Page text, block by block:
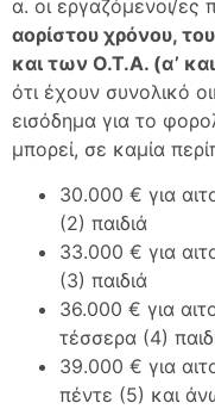
α. οι εργαζόμενοι/ες
αορίστου χρόνου,
και των Ο.Τ.Α. (α’
ότι έχουν συνολικό
εισόδημα για το
μπορεί, σε καμία
30.000 € για
(2) παιδιά
33.000 € για
(3) παιδιά
36.000 € για
τέσσερα (4)
39.000 € για
πέντε (5) και